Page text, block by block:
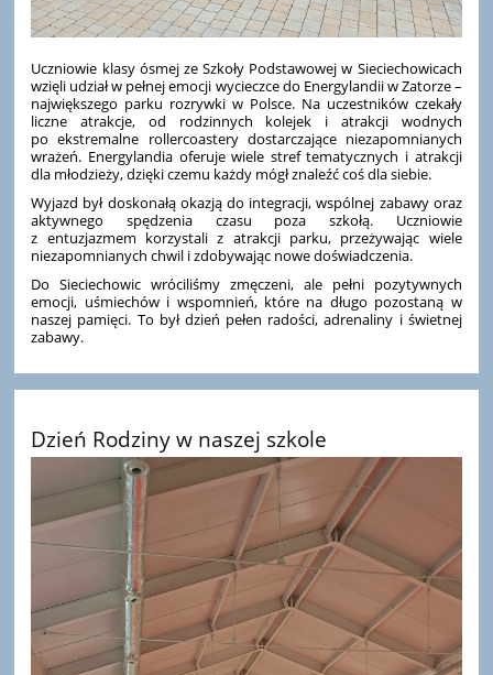
Uczniowie klasy ósmej ze Szkoły Podstawowej w Sieciechowicach
wzięli udział w pełnej emocji wycieczce do Energylandii w Zatorze –
największego parku rozrywki w Polsce. Na uczestników czekały
liczne atrakcje, od rodzinnych kolejek i atrakcji wodnych
po ekstremalne rollercoastery dostarczające niezapomnianych
wrażeń. Energylandia oferuje wiele stref tematycznych i atrakcji
dla młodzieży, dzięki czemu każdy mógł znaleźć coś dla siebie.
Wyjazd był doskonałą okazją do integracji, wspólnej zabawy oraz
aktywnego spędzenia czasu poza szkołą. Uczniowie
z entuzjazmem korzystali z atrakcji parku, przeżywając wiele
niezapomnianych chwil i zdobywając nowe doświadczenia.
Do Sieciechowic wróciliśmy zmęczeni, ale pełni pozytywnych
emocji, uśmiechów i wspomnień, które na długo pozostaną w
naszej pamięci. To był dzień pełen radości, adrenaliny i świetnej
zabawy.
Dzień Rodziny w naszej szkole